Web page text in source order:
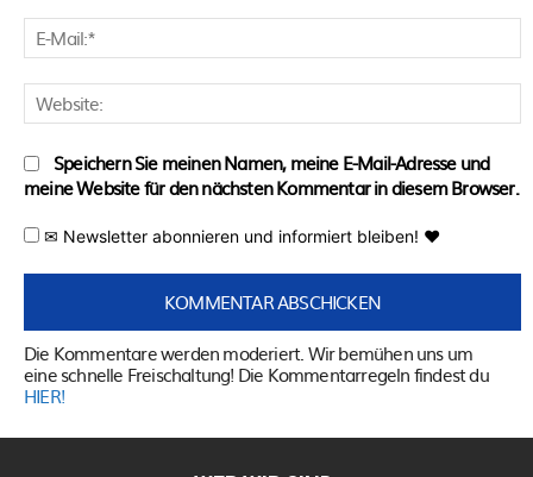
Speichern Sie meinen Namen, meine E-Mail-Adresse und
meine Website für den nächsten Kommentar in diesem Browser.
✉ Newsletter abonnieren und informiert bleiben! ♥
Die Kommentare werden moderiert. Wir bemühen uns um
eine schnelle Freischaltung! Die Kommentarregeln findest du
HIER!